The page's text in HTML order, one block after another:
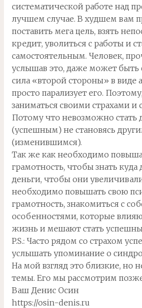
систематической работе над
лучшем случае. В худшем вам
поставить мега цель, взять
кредит, уволиться с работы и
самостоятельным. Человек,
услышав это, даже может быть
сила «второй стороны» в виде
просто парализует его.
заниматься своими страхами и
Потому что невозможно стать
(успешным) не становясь
(изменившимся).
Так же как необходимо
грамотность, чтобы знать
деньги, чтобы они
необходимо повышать свою
грамотность, знакомиться с
особенностями, которые
жизнь и мешают стать
P.S.: Часто рядом со страхом
услышать упоминание о
На мой взгляд это близкие, но
темы. Его мы рассмотрим
Ваш Денис Осин
https://osin-denis.ru